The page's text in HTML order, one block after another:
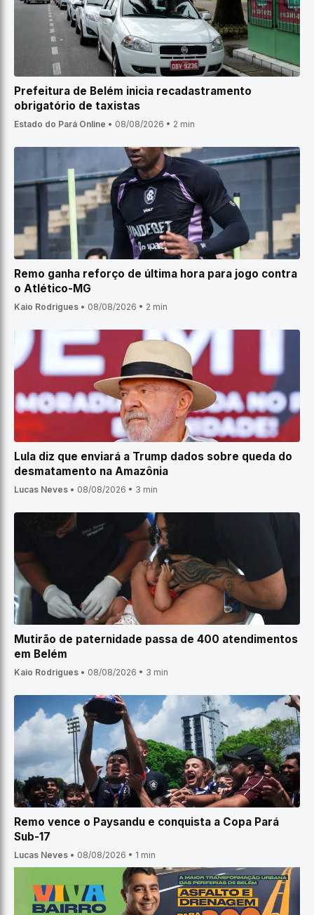
Prefeitura de Belém inicia recadastramento
obrigatório de taxistas
Estado do Pará Online • 08/08/2026 • 2 min
Remo ganha reforço de última hora para jogo contra
o Atlético-MG
Kaio Rodrigues • 08/08/2026 • 2 min
Lula diz que enviará a Trump dados sobre queda do
desmatamento na Amazônia
Lucas Neves • 08/08/2026 • 3 min
Mutirão de paternidade passa de 400 atendimentos
em Belém
Kaio Rodrigues • 08/08/2026 • 3 min
Remo vence o Paysandu e conquista a Copa Pará
Sub-17
Lucas Neves • 08/08/2026 • 1 min